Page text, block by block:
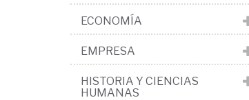
ECONOMÍA
EMPRESA
HISTORIA Y CIENCIAS
HUMANAS